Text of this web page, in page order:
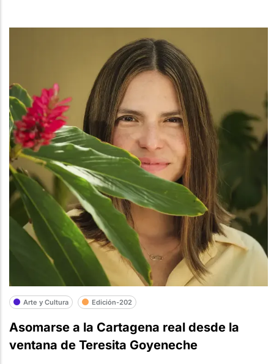
Arte y Cultura Edición-202
Asomarse a la Cartagena real desde la
ventana de Teresita Goyeneche